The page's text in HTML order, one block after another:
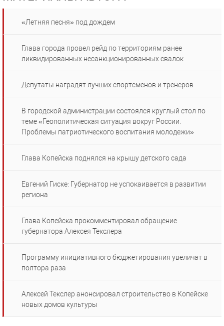
«Летняя песня» под дождем
Глава города провел рейд по территориям ранее
ликвидированных несанкционированных свалок
Депутаты наградят лучших спортсменов и тренеров
В городской администрации состоялся круглый стол по
теме «Геополитическая ситуация вокруг России.
Проблемы патриотического воспитания молодежи»
Глава Копейска поднялся на крышу детского сада
Евгений Гиске: Губернатор не успокаивается в развитии
региона
Глава Копейска прокомментировал обращение
губернатора Алексея Текслера
Программу инициативного бюджетирования увеличат в
полтора раза
Алексей Текслер анонсировал строительство в Копейске
новых домов культуры